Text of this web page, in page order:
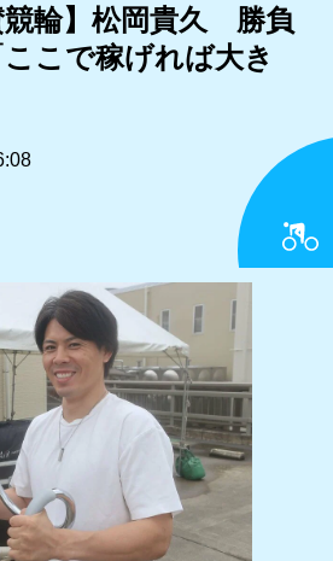
競輪】松岡貴久 勝負
こで稼げれば大き